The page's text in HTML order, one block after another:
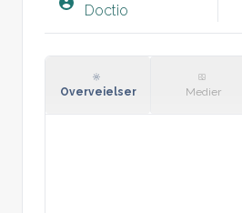
Doctio
Overveielser Medier